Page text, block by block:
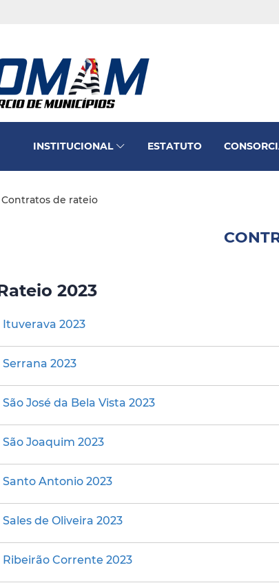
INSTITUCIONAL ESTATUTO
Contratos de rateio
2023
2023
2023
José da Bela Vista 2023
Joaquim 2023
Antonio 2023
de Oliveira 2023
Corrente 2023